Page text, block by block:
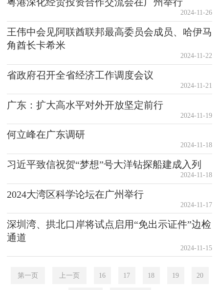
粤港深化经贸投资合作交流会在广州举行
2024-11-26
王伟中会见阿联酋联邦最高委员会成员、哈伊马
角酋长卡希米
2024-11-22
省政府召开全省经济工作调度会议
2024-11-21
广东：扩大高水平对外开放坚定前行
2024-11-19
何立峰在广东调研
2024-11-18
习近平致信祝贺“梦想”号大洋钻探船建成入列
2024-11-18
2024大湾区科学论坛在广州举行
2024-11-17
深圳湾、拱北口岸将试点启用“免出示证件”边检
通道
2024-11-15
第一页 上一页 16 17 18 19 20